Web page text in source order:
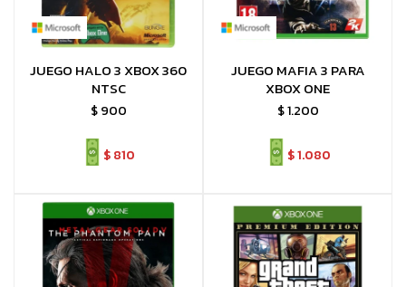
JUEGO HALO 3 XBOX 360
NTSC
$ 900
$810
JUEGO MAFIA 3 PARA
XBOX ONE
$1.200
$1.080